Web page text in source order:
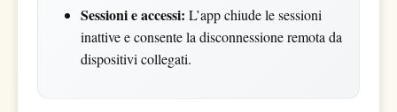
Sessioni e accessi: L’app chiude le sessioni
inattive e consente la disconnessione remota da
dispositivi collegati.